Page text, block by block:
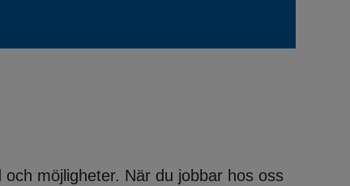
möjligheter. När du jobbar hos oss